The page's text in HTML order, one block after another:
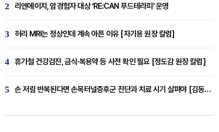
2 리엔에이치, 암경험자 대상 ‘RE:CAN 푸드테라피’ 운영
3 허리 MRI는 정상인데 계속 아픈 이유 [차기용 원장 칼럼]
4 휴가철 건강검진, 금식·복용약 등 사전 확인 필요 [정도감 원장 칼럼]
5 손 저림 반복된다면 손목터널증후군 진단과 치료 시기 살펴야 [김동현 원장 칼럼]